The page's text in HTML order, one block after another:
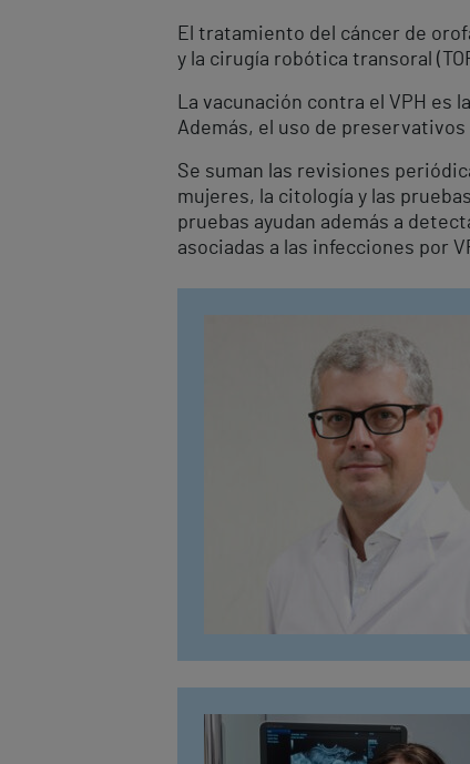
El tratamiento del cáncer de
y la cirugía robótica transoral
La vacunación contra el VPH es
Además, el uso de
Se suman las revisiones
mujeres, la citología y las
pruebas ayudan además a
asociadas a las infecciones por